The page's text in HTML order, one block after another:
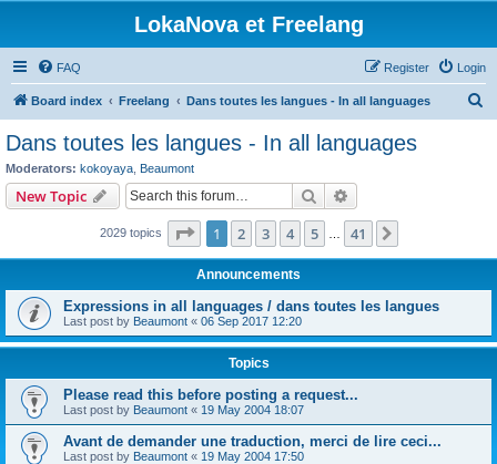
LokaNova et Freelang
FAQ Login
Register
Board index Freelang Dans toutes les langues - In all languages
Dans toutes les langues - In all languages
Moderators: kokoyaya Beaumont
New Topic Search
2029 topics Page 1of 41
1 2 3 4 5 41
Announcements
Expressions in all languages / dans toutes les langues
Last post by Beaumont « 06 Sep 2017 12:20
Topics
Please read this before posting a request...
Last post by Beaumont « 19 May 2004 18:07
Avant de demander une traduction, merci de lire ceci...
Last post by Beaumont « 19 May 2004 17:50